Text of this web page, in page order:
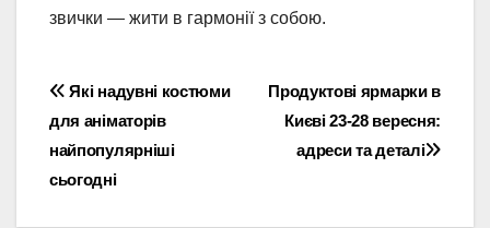
звички — жити в гармонії з собою.
Навігація
записів
Продуктові ярмарки в
Києві 23-28 вересня:
адреси та деталі
Які надувні костюми
для аніматорів
найпопулярніші
сьогодні